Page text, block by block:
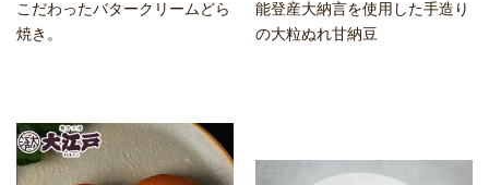
こだわったバタークリームどら
焼き。
能登産大納言を使用した手造り
の大粒ぬれ甘納豆